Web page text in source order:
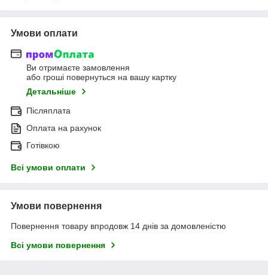
Умови оплати
Ви отримаєте замовлення
або гроші повернуться на вашу картку
Детальніше
Післяплата
Оплата на рахунок
Готівкою
Всі умови оплати
Умови повернення
Повернення товару впродовж 14 днів за домовленістю
Всі умови повернення